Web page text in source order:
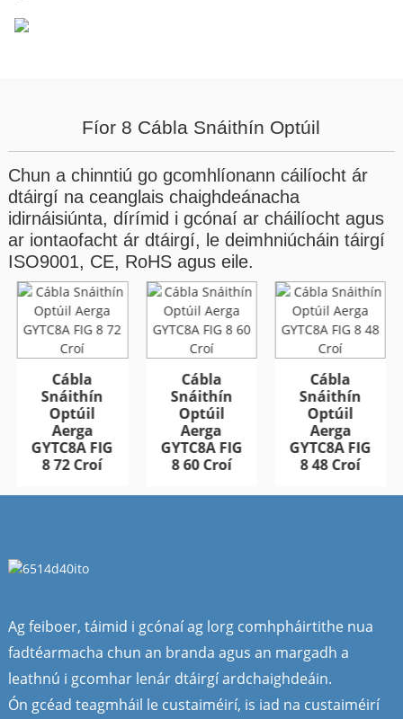
Fíor 8 Cábla Snáithín Optúil
Chun a chinntiú go gcomhlíonann cáilíocht ár
dtáirgí na ceanglais chaighdeánacha
idirnáisiúnta, dírímid i gcónaí ar cháilíocht agus
ar iontaofacht ár dtáirgí, le deimhniúcháin táirgí
ISO9001, CE, RoHS agus eile.
Cábla
Snáithín
Optúil
Aerga
GYTC8A FIG
8 72 Croí
Cábla
Snáithín
Optúil
Aerga
GYTC8A FIG
8 60 Croí
Cábla
Snáithín
Optúil
Aerga
GYTC8A FIG
8 48 Croí
Cábla Optúil
Lasmuigh Armúrtha
GYFTA53 96 Croí
Cábla Optúil
Lasmuigh Armúrtha
GYFTA53 96 Croí
Ag feiboer, táimid i gcónaí ag lorg comhpháirtithe nua
fadtéarmacha chun an branda agus an margadh a
leathnú i gcomhar lenár dtáirgí ardchaighdeáin.
Ón gcéad teagmháil le custaiméirí, is iad na custaiméirí